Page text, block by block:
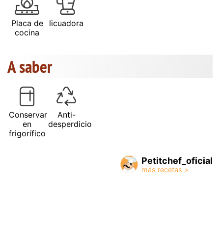
Placa de
cocina
licuadora
A saber
Conservar
en
frigorífico
Anti-
desperdicio
Petitchef_oficial